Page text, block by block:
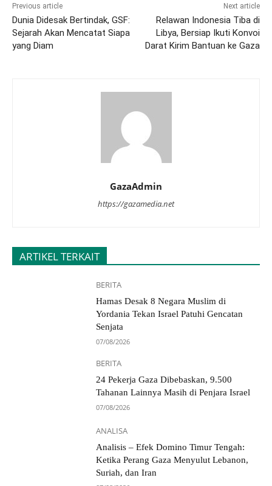
Previous article
Dunia Didesak Bertindak, GSF:
Sejarah Akan Mencatat Siapa
yang Diam
Next article
Relawan Indonesia Tiba di
Libya, Bersiap Ikuti Konvoi
Darat Kirim Bantuan ke Gaza
GazaAdmin
https://gazamedia.net
ARTIKEL TERKAIT
BERITA
Hamas Desak 8 Negara Muslim di
Yordania Tekan Israel Patuhi Gencatan
Senjata
07/08/2026
BERITA
24 Pekerja Gaza Dibebaskan, 9.500
Tahanan Lainnya Masih di Penjara Israel
07/08/2026
ANALISA
Analisis – Efek Domino Timur Tengah:
Ketika Perang Gaza Menyulut Lebanon,
Suriah, dan Iran